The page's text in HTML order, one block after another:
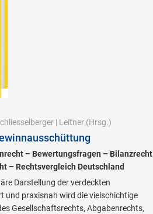
| Leitner (Hrsg.)
– Bewertungsfragen – Bilanzrecht
– Rechtsvergleich Deutschland
Darstellung der verdeckten
und praxisnah wird die vielschichtige
Gesellschaftsrechts, Abgabenrechts,